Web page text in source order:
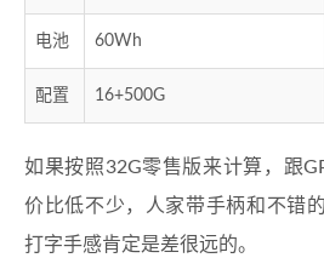
电池 60Wh
配置 16+500G
如果按照32G零售版来计算，跟
价比低不少，人家带手柄和不错
打字手感肯定是差很远的。